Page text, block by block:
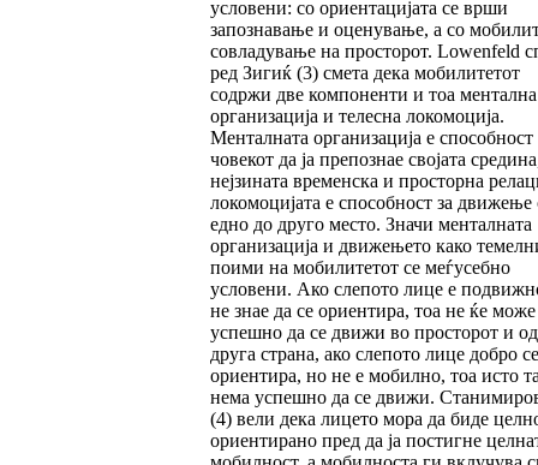
условени: со ориентацијата се врши
запознавање и оценување, а со
сов­ла­дување на просторот. Lowenfeld
ред Зи­гиќ (3) смета дека мобилитетот
содржи две компоненти и тоа ментална
организација и телесна локомоција.
Менталната организација е способност
човекот да ја препознае својата
нејзината временска и просторна
локомоцијата е способност за движење
едно до друго место. Значи менталната
орга­ни­зација и движењето како
поими на мобилитетот се меѓусебно
условени. Ако сле­по­то лице е
не знае да се ориен­ти­ра, тоа не ќе може
успешно да се движи во просторот и од
друга страна, ако слепото лице добро се
ориентира, но не е мобилно, тоа исто
нема успешно да се движи.
(4) вели дека лицето мора да биде
ориен­тирано пред да ја постигне